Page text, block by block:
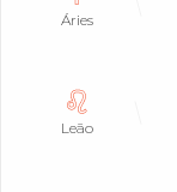
Áries
Leão